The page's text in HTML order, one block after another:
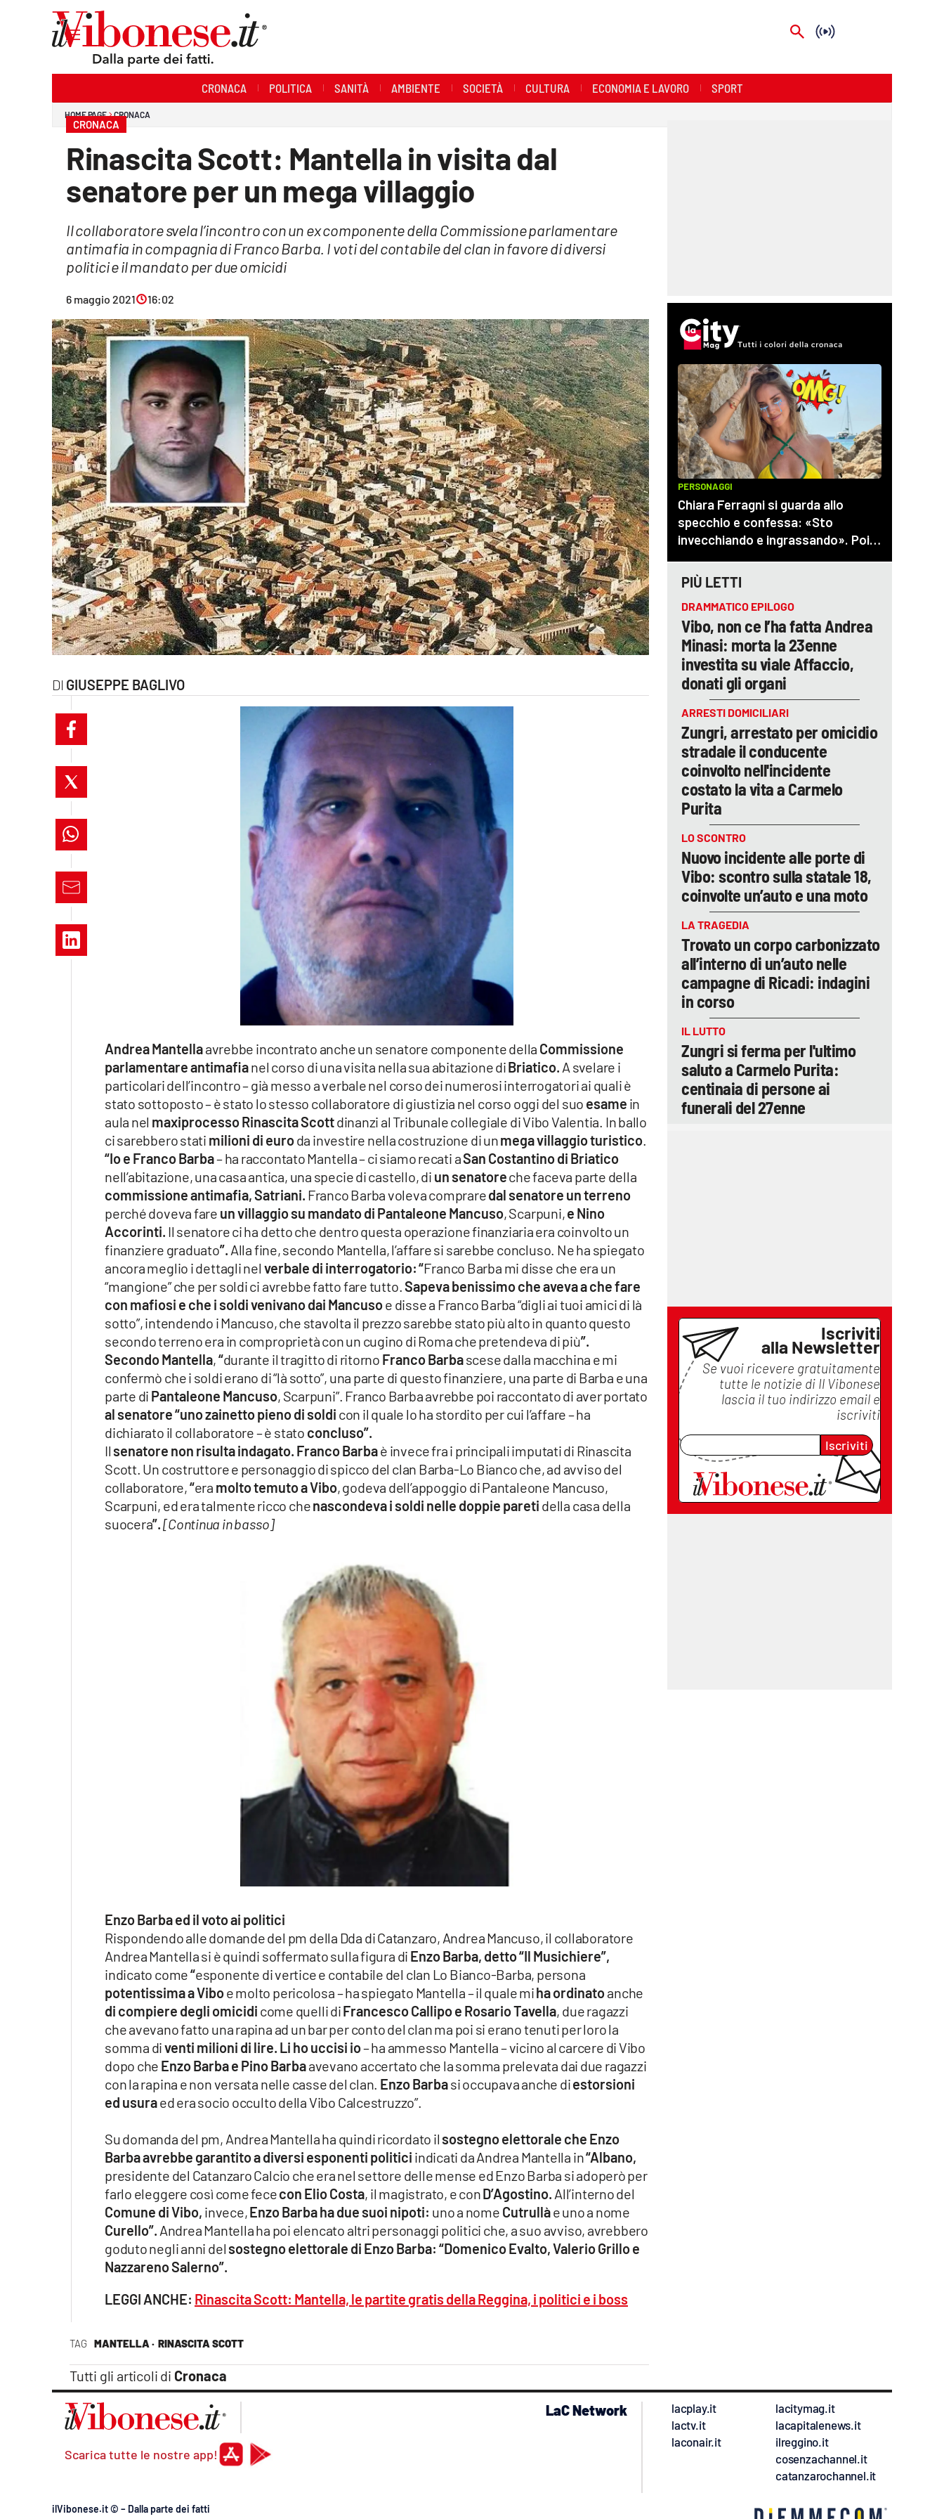
Economia e Lavoro
Streaming
Lac Network
lacitymag.it
cosenzachannel.it
catanzarochannel.it
lacapitalenews.it
CRONACA POLITICA SANITÀ AMBIENTE SOCIETÀ CULTURA ECONOMIA E LAVORO SPORT
HOME PAGE CRONACA
CRONACA
Rinascita Scott: Mantella in visita dal
senatore per un mega villaggio
Il collaboratore svela l’incontro con un ex componente della Commissione parlamentare
antimafia in compagnia di Franco Barba. I voti del contabile del clan in favore di diversi
politici e il mandato per due omicidi
6 maggio 2021 16:02
GIUSEPPE BAGLIVO
TAG MANTELLA · RINASCITA SCOTT
Tutti gli articoli di Cronaca
Andrea Mantellaavrebbe incontrato anche un senatore componente della Commissione
parlamentare antimafianel corso di una visita nella sua abitazione diBriatico. A svelare i
particolari dell’incontro – già messo a verbale nel corso dei numerosi interrogatori ai quali è
stato sottoposto – è stato lo stesso collaboratore di giustizia nel corso oggi del suo esame in
aula nel maxiprocesso Rinascita Scottdinanzi al Tribunale collegiale di Vibo Valentia. In ballo
ci sarebbero stati milioni di euroda investire nella costruzione di unmega villaggio turistico
“Io e Franco Barba– ha raccontato Mantella – ci siamo recati aSan Costantino di Briatico
nell’abitazione, una casa antica, una specie di castello, di un senatoreche faceva parte della
commissione antimafia, Satriani. Franco Barba voleva compraredal senatore un terreno
perché doveva fare un villaggio su mandato di Pantaleone Mancuso, Scarpuni,e Nino
Accorinti. Il senatore ci ha detto che dentro questa operazione finanziaria era coinvolto un
finanziere graduato”. Alla fine, secondo Mantella, l’affare si sarebbe concluso. Ne ha spiegato
ancora meglio i dettagli nel verbale di interrogatorio:“Franco Barba mi disse che era un
“mangione” che per soldi ci avrebbe fatto fare tutto.Sapeva benissimo che aveva a che fare
con mafiosi e che i soldi venivano dai Mancusoe disse a Franco Barba “digli ai tuoi amici di là
sotto”, intendendo i Mancuso, che stavolta il prezzo sarebbe stato più alto in quanto questo
secondo terreno era in comproprietà con un cugino di Roma che pretendeva di più”.
Secondo Mantella,“durante il tragitto di ritorno Franco Barbascese dalla macchina e mi
confermò che i soldi erano di “là sotto”, una parte di questo finanziere, una parte di Barba e una
parte di Pantaleone Mancuso, Scarpuni”. Franco Barba avrebbe poi raccontato di aver portato
al senatore “uno zainetto pieno di soldi con il quale lo ha stordito per cui l’affare – ha
dichiarato il collaboratore – è stato concluso”.
Il senatore non risulta indagato. Franco Barbaè invece fra i principali imputati di Rinascita
Scott. Un costruttore e personaggio di spicco del clan Barba-Lo Bianco che, ad avviso del
collaboratore,“era molto temuto a Vibo, godeva dell’appoggio di Pantaleone Mancuso,
Scarpuni, ed era talmente ricco chenascondeva i soldi nelle doppie pareti della casa della
suocera”.[Continua in basso]
Enzo Barba ed il voto ai politici
Rispondendo alle domande del pm della Dda di Catanzaro, Andrea Mancuso, il collaboratore
Andrea Mantella si è quindi soffermato sulla figura di Enzo Barba, detto “Il Musichiere”,
indicato come“esponente di vertice e contabile del clan Lo Bianco-Barba, persona
potentissima a Viboe molto pericolosa – ha spiegato Mantella – il quale miha ordinatoanche
di compiere degli omicidi come quelli diFrancesco Callipo e Rosario Tavella, due ragazzi
che avevano fatto una rapina ad un bar per conto del clan ma poi si erano tenuti per loro la
somma diventi milioni di lire. Li ho uccisi io– ha ammesso Mantella – vicino al carcere di Vibo
dopo che Enzo Barba e Pino Barbaavevano accertato che la somma prelevata dai due ragazzi
con la rapina e non versata nelle casse del clan. Enzo Barbasi occupava anche diestorsioni
ed usuraed era socio occulto della Vibo Calcestruzzo”.
Su domanda del pm, Andrea Mantella ha quindi ricordato il sostegno elettorale che Enzo
Barba avrebbe garantito a diversi esponenti politici indicati da Andrea Mantella in“Albano,
presidente del Catanzaro Calcio che era nel settore delle mense ed Enzo Barba si adoperò per
farlo eleggere così come fececon Elio Costa, il magistrato, e conD’Agostino. All’interno del
Comune di Vibo, invece,Enzo Barba ha due suoi nipoti: uno a nome Cutrullàe uno a nome
Curello”. Andrea Mantella ha poi elencato altri personaggi politici che, a suo avviso, avrebbero
goduto negli anni del sostegno elettorale di Enzo Barba: “Domenico Evalto, Valerio Grillo e
Nazzareno Salerno”.
LEGGI ANCHE: Rinascita Scott: Mantella, le partite gratis della Reggina, i politici e i boss
PIÙ LETTI
DRAMMATICO EPILOGO
Vibo, non ce l’ha fatta Andrea
Minasi: morta la 23enne
investita su viale Affaccio,
donati gli organi
ARRESTI DOMICILIARI
Zungri, arrestato per omicidio
stradale il conducente
coinvolto nell'incidente
costato la vita a Carmelo
Purita
LO SCONTRO
Nuovo incidente alle porte di
Vibo: scontro sulla statale 18,
coinvolte un’auto e una moto
LA TRAGEDIA
Trovato un corpo carbonizzato
all’interno di un’auto nelle
campagne di Ricadi: indagini
in corso
IL LUTTO
Zungri si ferma per l'ultimo
saluto a Carmelo Purita:
centinaia di persone ai
funerali del 27enne
Iscriviti
alla Newsletter
Se vuoi ricevere gratuitamente
tutte le notizie di Il Vibonese
lascia il tuo indirizzo email e
iscriviti
Iscriviti
Scarica tutte le nostre app!
LaC Network
lacplay.it
lactv.it
laconair.it
lacitymag.it
lacapitalenews.it
ilreggino.it
cosenzachannel.it
catanzarochannel.it
ilVibonese.it © – Dalla parte dei fatti